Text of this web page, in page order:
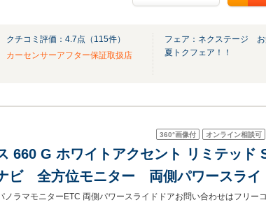
クチコミ評価： 4.7点（ 115件）
カーセンサーアフター保証取扱店
フェア：ネクステージ
夏トクフェア！！
360°画像付 オンライン相談可
660 G ホワイトアクセント リミテッド
ビ 全方位モニター 両側パワースラ
トフォグランプ オートハイビーム ア